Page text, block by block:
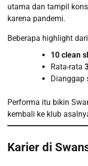
utama dan tampil
karena pandemi.
Beberapa highlight
10 clean
Rata-rata
Dianggap
Performa itu bikin
kembali ke klub
Karier di